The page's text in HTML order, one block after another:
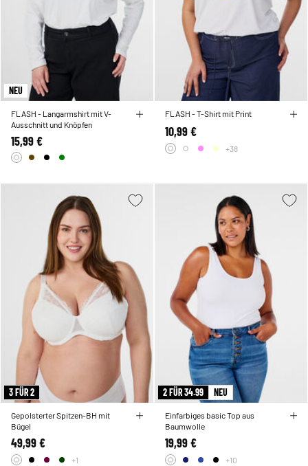
NEU
FLASH - Langarmshirt mit V-
Ausschnitt und Knöpfen
15,99 €
FLASH - T-Shirt mit Print
10,99 €
+38
3 FÜR 2
Gepolsterter Spitzen-BH mit
Bügel
49,99 €
+1
2 FÜR 34.99 NEU
Einfarbiges basic Top aus
Baumwolle
19,99 €
+10